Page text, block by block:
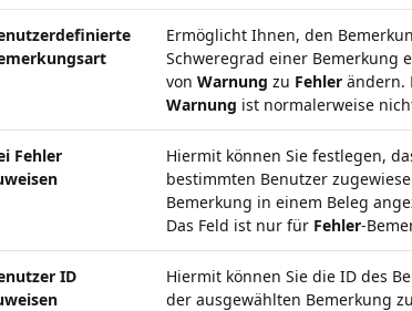
Ermöglicht Ihnen, den
Schweregrad einer Bemerkung
von Warnung zu Fehlerändern.
Warnung ist normalerweise
Fehler
Hiermit können Sie festlegen,
bestimmten Benutzer
Bemerkung in einem Beleg
Das Feld ist nur für Fehler-
ID
Hiermit können Sie die ID des
der ausgewählten Bemerkung